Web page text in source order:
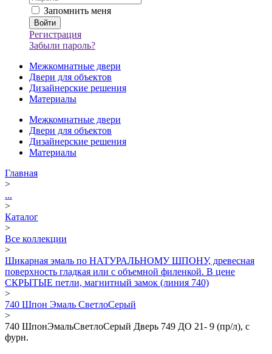
Запомнить меня
Регистрация
Забыли пароль?
Межкомнатные двери
Двери для объектов
Дизайнерские решения
Материалы
Межкомнатные двери
Двери для объектов
Дизайнерские решения
Материалы
Главная
>
...
>
Каталог
>
Все коллекции
>
Шикарная эмаль по НАТУРАЛЬНОМУ ШПОНУ, древесная
поверхность гладкая или с объемной филенкой. В цене
СКРЫТЫЕ петли, магнитный замок (линия 740)
>
740 Шпон Эмаль СветлоСерый
>
740 ШпонЭмальСветлоСерый Дверь 749 ДО 21- 9 (пр/л), с
фурн.